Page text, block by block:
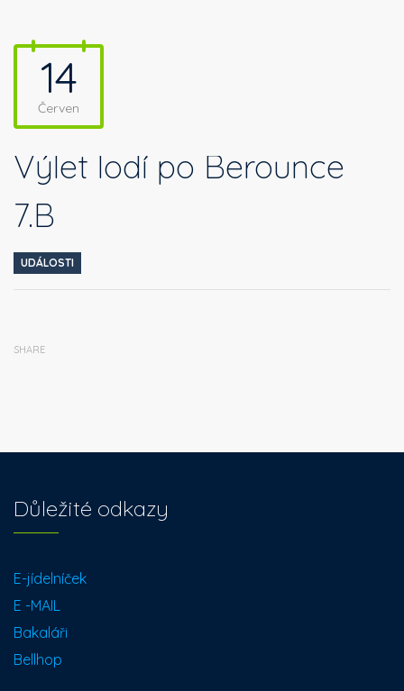
14
Červen
Výlet lodí po Berounce
7.B
UDÁLOSTI
SHARE
Důležité odkazy
E-jídelníček
E -MAIL
Bakaláři
Bellhop